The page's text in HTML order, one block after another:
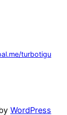
turbotigu
WordPress